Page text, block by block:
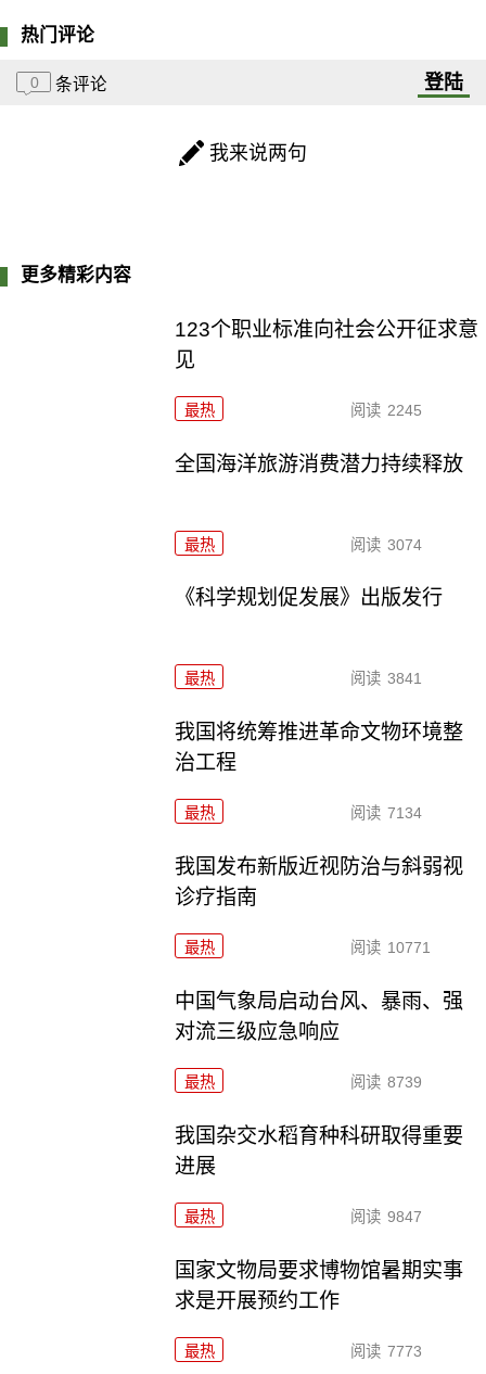
热门评论
0 条评论 登陆
我来说两句
更多精彩内容
123个职业标准向社会公开征求意
见
最热 阅读 2245
全国海洋旅游消费潜力持续释放
最热 阅读 3074
《科学规划促发展》出版发行
最热 阅读 3841
我国将统筹推进革命文物环境整
治工程
最热 阅读 7134
我国发布新版近视防治与斜弱视
诊疗指南
最热 阅读 10771
中国气象局启动台风、暴雨、强
对流三级应急响应
最热 阅读 8739
我国杂交水稻育种科研取得重要
进展
最热 阅读 9847
国家文物局要求博物馆暑期实事
求是开展预约工作
最热 阅读 7773